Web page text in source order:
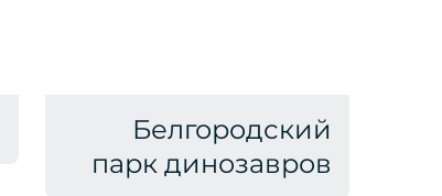
Белгородский
парк динозавров